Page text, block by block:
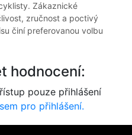
Zákaznické
zručnost a poctivý
činí preferovanou volbu
hodnocení:
pouze přihlášení
pro přihlášení.